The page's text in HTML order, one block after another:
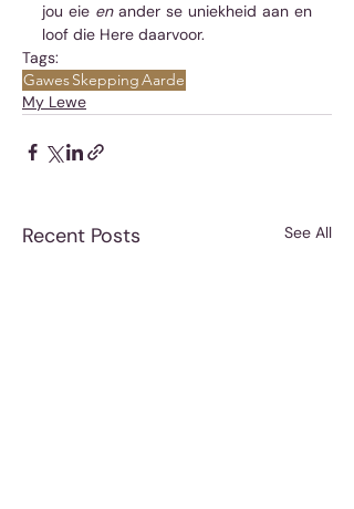
jou eie en ander se uniekheid aan en
loof die Here daarvoor.
Tags:
GawesSkeppingAarde
My Lewe
Recent Posts See All